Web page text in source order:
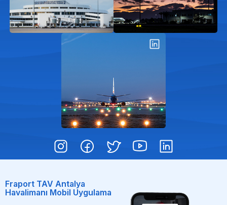
Fraport TAV Antalya
Havalimanı Mobil Uygulama